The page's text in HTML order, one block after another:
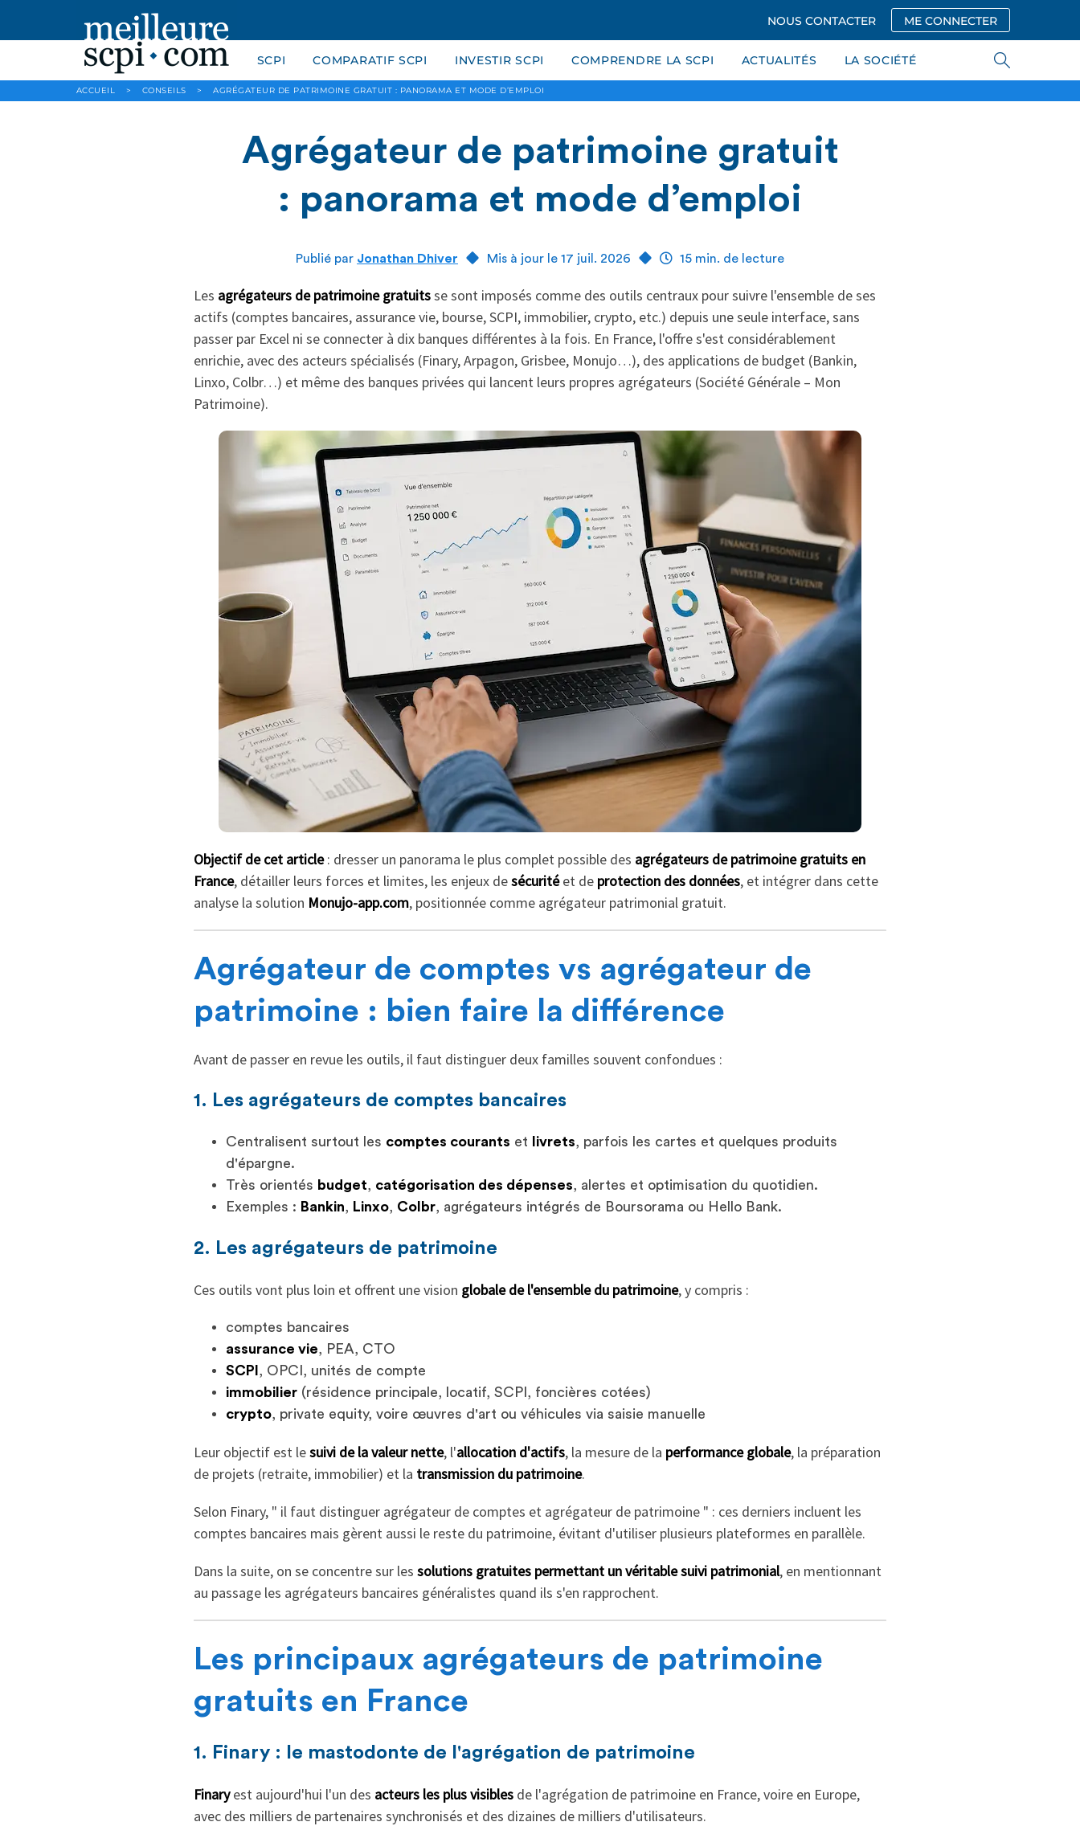
NOUS CONTACTER ME CONNECTER
SCPI COMPARATIF SCPI INVESTIR SCPI COMPRENDRE LA SCPI ACTUALITÉS LA SOCIÉTÉ
ACCUEIL > CONSEILS > AGRÉGATEUR DE PATRIMOINE GRATUIT : PANORAMA ET MODE D’EMPLOI
Agrégateur de patrimoine gratuit
: panorama et mode d’emploi
Publié par Jonathan Dhiver Mis à jour le 17 juil. 2026 15 min. de lecture
Les agrégateurs de patrimoine gratuitsse sont imposés comme des outils centraux pour suivre l'ensemble de ses
actifs (comptes bancaires, assurance vie, bourse, SCPI, immobilier, crypto, etc.) depuis une seule interface, sans
passer par Excel ni se connecter à dix banques différentes à la fois. En France, l'offre s'est considérablement
enrichie, avec des acteurs spécialisés (Finary, Arpagon, Grisbee, Monujo…), des applications de budget (Bankin,
Linxo, Colbr…) et même des banques privées qui lancent leurs propres agrégateurs (Société Générale – Mon
Patrimoine).
Objectif de cet article: dresser un panorama le plus complet possible des agrégateurs de patrimoine gratuits en
France, détailler leurs forces et limites, les enjeux desécuritéet de protection des données, et intégrer dans cette
analyse la solution Monujo-app.com, positionnée comme agrégateur patrimonial gratuit.
Agrégateur de comptes vs agrégateur de
patrimoine : bien faire la différence
Avant de passer en revue les outils, il faut distinguer deux familles souvent confondues :
1. Les agrégateurs de comptes bancaires
Centralisent surtout les comptes courants et livrets, parfois les cartes et quelques produits
d'épargne.
Très orientés budget, catégorisation des dépenses, alertes et optimisation du quotidien.
Exemples : Bankin, Linxo, Colbr, agrégateurs intégrés de Boursorama ou Hello Bank.
2. Les agrégateurs de patrimoine
Ces outils vont plus loin et offrent une vision globale de l'ensemble du patrimoine, y compris :
comptes bancaires
assurance vie, PEA, CTO
SCPI , OPCI, unités de compte
immobilier(résidence principale, locatif, SCPI, foncières cotées)
crypto, private equity, voire œuvres d'art ou véhicules via saisie manuelle
Leur objectif est lesuivi de la valeur nette, l'allocation d'actifs, la mesure de la performance globale, la préparation
de projets (retraite, immobilier) et la transmission du patrimoine.
Selon Finary, " il faut distinguer agrégateur de comptes et agrégateur de patrimoine " : ces derniers incluent les
comptes bancaires mais gèrent aussi le reste du patrimoine, évitant d'utiliser plusieurs plateformes en parallèle.
Dans la suite, on se concentre sur les solutions gratuites permettant un véritable suivi patrimonial, en mentionnant
au passage les agrégateurs bancaires généralistes quand ils s'en rapprochent.
Les principaux agrégateurs de patrimoine
gratuits en France
1. Finary : le mastodonte de l'agrégation de patrimoine
Finaryest aujourd'hui l'un des acteurs les plus visiblesde l'agrégation de patrimoine en France, voire en Europe,
avec des milliers de partenaires synchronisés et des dizaines de milliers d'utilisateurs.